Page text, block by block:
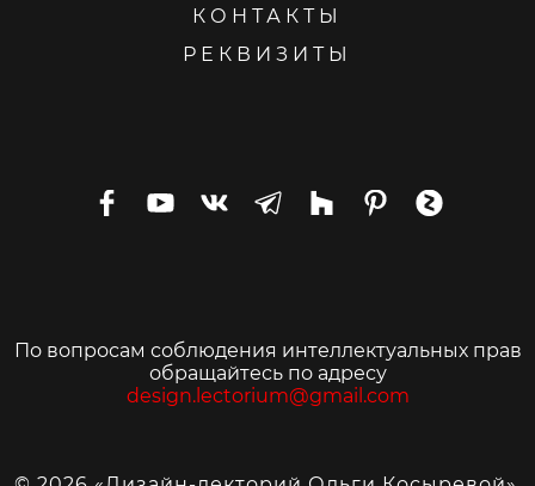
КОНТАКТЫ
РЕКВИЗИТЫ
По вопросам соблюдения интеллектуальных прав
обращайтесь по адресу
design.lectorium@gmail.com